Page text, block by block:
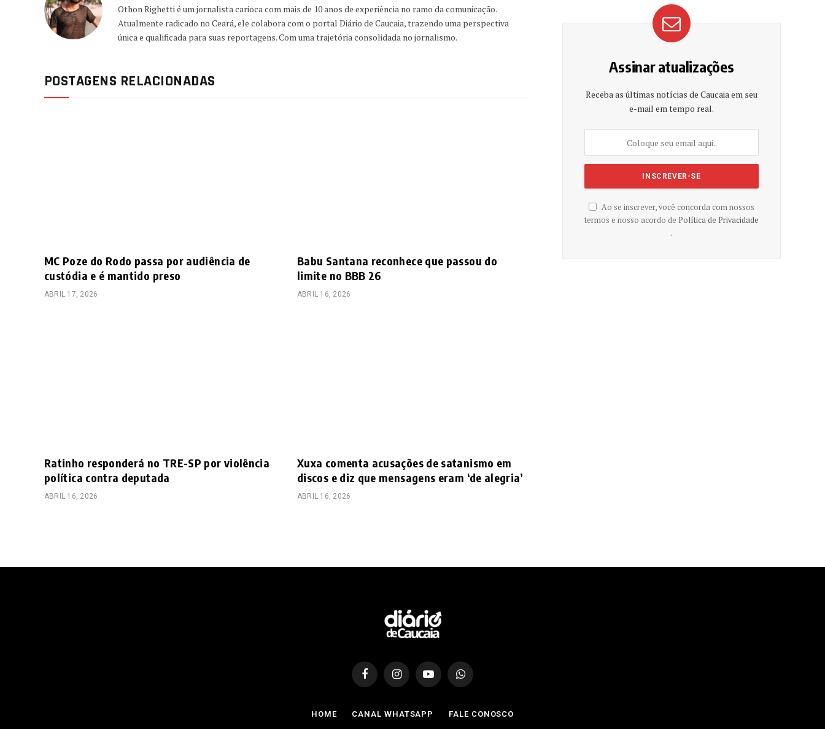
Othon Righetti é um jornalista carioca com mais de 10 anos de experiência no ramo da comunicação.
Atualmente radicado no Ceará, ele colabora com o portal Diário de Caucaia, trazendo uma perspectiva
única e qualificada para suas reportagens. Com uma trajetória consolidada no jornalismo.
POSTAGENS RELACIONADAS
MC Poze do Rodo passa por audiência de
custódia e é mantido preso
ABRIL 17, 2026
Babu Santana reconhece que passou do
limite no BBB 26
ABRIL 16, 2026
Ratinho responderá no TRE-SP por violência
política contra deputada
ABRIL 16, 2026
Xuxa comenta acusações de satanismo em
discos e diz que mensagens eram ‘de alegria’
ABRIL 16, 2026
Assinar atualizações
Receba as últimas notícias de Caucaia em seu
e-mail em tempo real.
Ao se inscrever, você concorda com nossos
termos e nosso acordo de Política de Privacidade
.
FacebookInstagramYouTubeWhatsApp
HOME CANAL WHATSAPP FALE CONOSCO